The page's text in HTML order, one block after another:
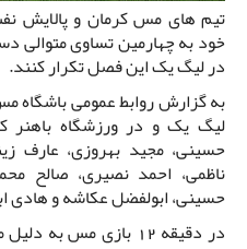
تیم های مس کرمان و پالایش
خود به چهارمین تساوی متوالی
در لیگ یک این فصل تکرار کنند.
به گزارش روابط عمومی
لیگ یک و در ورزشگاه
حسینی، مجید بهروزی، عارف
ناظمی، احمد نصیری، صالح
حسینی، ابولفضل عکاشه و هادی
در دقیقه 12 بازی مس